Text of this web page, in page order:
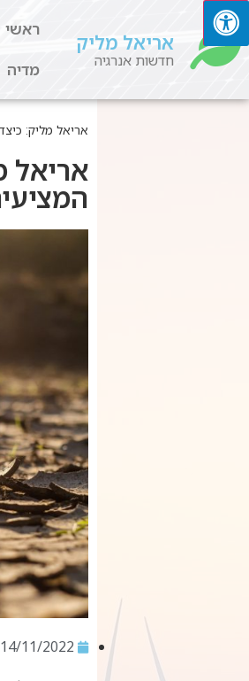
אריאל מליק
חדשות אנרגיה
ראשי
מדיה
אריאל מליק:
אריאל
14/11/2022